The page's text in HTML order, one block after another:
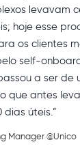
levavam
hoje esse
os clientes
self-
a ser de
que antes
dias úteis.”
Manager @Unico